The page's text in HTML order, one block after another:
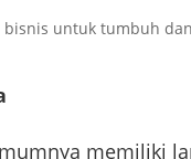
bisnis untuk tumbuh
memiliki